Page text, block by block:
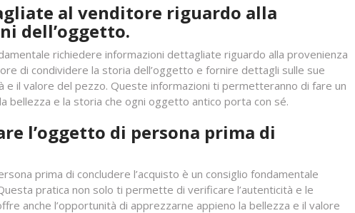
al venditore riguardo alla
dell’oggetto.
richiedere informazioni dettagliate riguardo alla provenienza
di condividere la storia dell’oggetto e fornire dettagli sulle sue
e il valore del pezzo. Queste informazioni ti permetteranno di fare un
bellezza e la storia che ogni oggetto antico porta con sé.
l’oggetto di persona prima di
prima di concludere l’acquisto è un consiglio fondamentale
pratica non solo ti permette di verificare l’autenticità e le
anche l’opportunità di apprezzarne appieno la bellezza e il valore